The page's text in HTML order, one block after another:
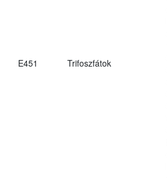
E451 Trifoszfátok